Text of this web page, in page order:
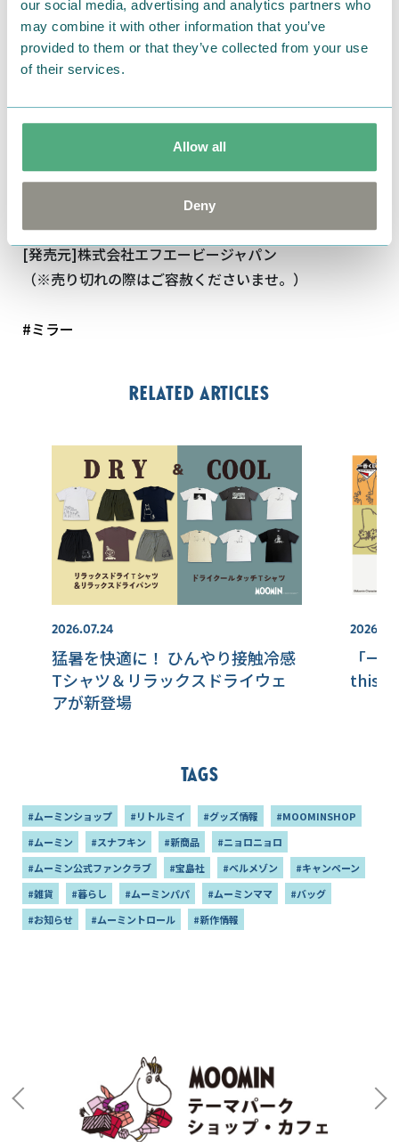
our social media, advertising and analytics partners who
may combine it with other information that you’ve
provided to them or that they’ve collected from your use
of their services.
Allow all
Deny
ミラー：ガラス
[サイズ]約H6×W6×D1cm
[生産国]中国
[発売元]株式会社エフエービージャパン
（※売り切れの際はご容赦くださいませ。）
#ミラー
Related articles
2026.07.24
猛暑を快適に！ ひんやり接触冷感
Tシャツ＆リラックスドライウェ
アが新登場
「一
this～
Tags
#ムーミンショップ #リトルミイ #グッズ情報
#MOOMINSHOP
#ムーミン
#スナフキン #新商品
#ニョロニョロ
#ムーミン公式ファンクラブ
#宝島社 #ベルメゾン
#キャンペーン
#雑貨
#暮らし #ムーミンパパ #ムーミンママ
#バッグ
#お知らせ
#ムーミントロール #新作情報